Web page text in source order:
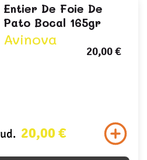
Entier De Foie De
Pato Bocal 165gr
Avinova
20,00 €
ud. 20,00 €